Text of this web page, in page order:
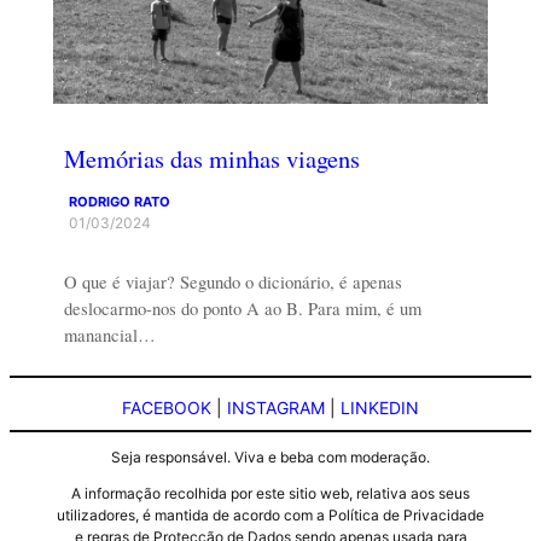
Memórias das minhas viagens
RODRIGO RATO
01/03/2024
O que é viajar? Segundo o dicionário, é apenas
deslocarmo-nos do ponto A ao B. Para mim, é um
manancial…
FACEBOOK INSTAGRAM LINKEDIN
Seja responsável. Viva e beba com moderação.
A informação recolhida por este sitio web, relativa aos seus
utilizadores, é mantida de acordo com a Política de Privacidade
e regras de Protecção de Dados sendo apenas usada para